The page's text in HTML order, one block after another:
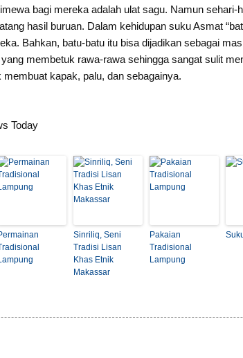
bagi mereka adalah ulat sagu. Namun sehari-
hasil buruan. Dalam kehidupan suku Asmat
Bahkan, batu-batu itu bisa dijadikan sebagai
membetuk rawa-rawa sehingga sangat sulit
kapak, palu, dan sebagainya.
Today
Sinriliq, Seni
Tradisi Lisan
Khas Etnik
Makassar
Pakaian
Tradisional
Lampung